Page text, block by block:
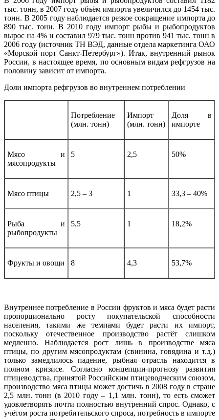
тыс. тонн, в 2007 году объём импорта увеличился до 1454 тыс.
тонн. В 2005 году наблюдается резкое сокращение импорта до
890 тыс. тонн. В 2010 году импорт рыбы и рыбопродуктов
вырос на 4% и составил 979 тыс. тонн против 941 тыс. тонн в
2006 году (источник ТН ВЭД, данные отдела маркетинга ОАО
«Морской порт Санкт-Петербург»). Итак, внутренний рынок
России, в настоящее время, по основным видам рефгрузов на
половину зависит от импорта.
Доли импорта рефгрузов во внутреннем потреблении
Потребление
(млн. тонн)
Импорт
(млн. тонн)
Доля в
импорте
Мясо и
мясопродукты
5 2,5 50%
Мясо птицы 2,5 – 3 1 33,3 – 40%
Рыба и
рыбопродукты
5,5 1 18,2%
Фрукты и овощи 8 4,3 53,7%
Внутреннее потребление в России фруктов и мяса будет расти
пропорционально росту покупательской способности
населения, такими же темпами будет расти их импорт,
поскольку отечественное производство растёт слишком
медленно. Наблюдается рост лишь в производстве мяса
птицы, по другим мясопродуктам (свинина, говядина и т.д.)
только замедлилось падение, рыбная отрасль находится в
полном кризисе. Согласно концепции-прогнозу развития
птицеводства, принятой Российским птицеводческим союзом,
производство мяса птицы может достичь в 2008 году в стране
2,5 млн. тонн (в 2010 году – 1,1 млн. тонн), то есть сможет
удовлетворять почти полностью внутренний спрос. Однако, с
учётом роста потребительского спроса, потребность в импорте